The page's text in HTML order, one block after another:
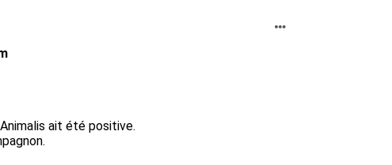
ait été positive.